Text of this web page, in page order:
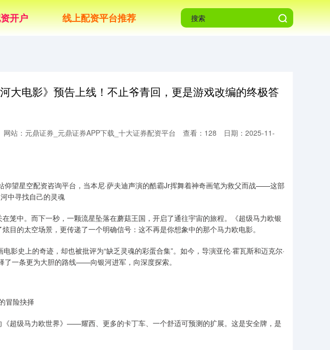
开户 线上配资平台推荐
大电影》预告上线！不止爷青回，更是游戏改编的终极答
网站：元鼎证券_元鼎证券APP下载_十大证券配资平台 查看：128
日期：2025-11-
仰望星空配资咨询平台，当本尼·萨夫迪声演的酷霸Jr挥舞着神奇画笔为救父而战——这部
中寻找自己的灵魂
笼中。而下一秒，一颗流星坠落在蘑菇王国，开启了通往宇宙的旅程。《超级马力欧银
目的太空场景，更传递了一个明确信号：这不再是你想象中的那个马力欧电影。
影史上的奇迹，却也被批评为“缺乏灵魂的彩蛋合集”。如今，导演亚伦·霍瓦斯和迈克尔·
了一条更为大胆的路线——向银河进军，向深度探索。
冒险抉择
超级马力欧世界》——耀西、更多的卡丁车、一个舒适可预测的扩展。这是安全牌，是